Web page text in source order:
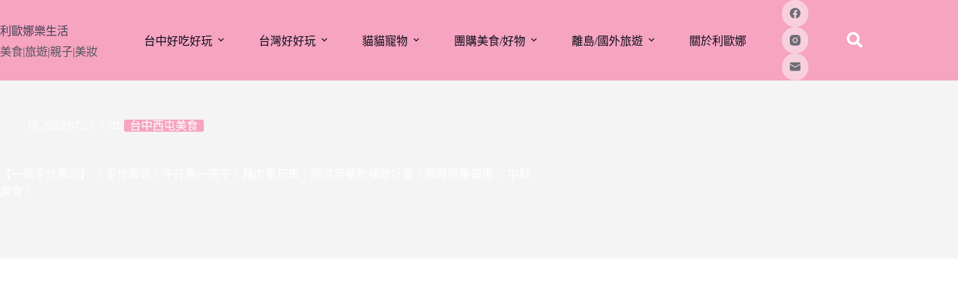
至
主
要
利歐娜樂生活
美食|旅遊|親子|美妝
台中好吃好玩 台灣好好玩 貓貓寵物 團購美食/好物 離島/國外旅遊 關於利歐娜
台中西屯美食